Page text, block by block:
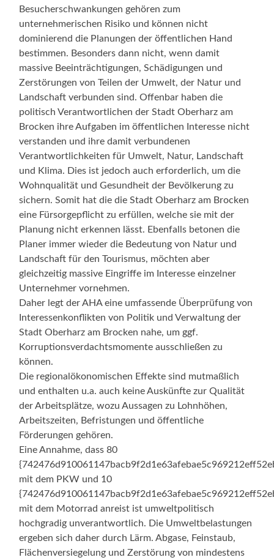
Besucherschwankungen gehören zum
unternehmerischen Risiko und können nicht
dominierend die Planungen der öffentlichen Hand
bestimmen. Besonders dann nicht, wenn damit
massive Beeinträchtigungen, Schädigungen und
Zerstörungen von Teilen der Umwelt, der Natur und
Landschaft verbunden sind. Offenbar haben die
politisch Verantwortlichen der Stadt Oberharz am
Brocken ihre Aufgaben im öffentlichen Interesse nicht
verstanden und ihre damit verbundenen
Verantwortlichkeiten für Umwelt, Natur, Landschaft
und Klima. Dies ist jedoch auch erforderlich, um die
Wohnqualität und Gesundheit der Bevölkerung zu
sichern. Somit hat die die Stadt Oberharz am Brocken
eine Fürsorgepflicht zu erfüllen, welche sie mit der
Planung nicht erkennen lässt. Ebenfalls betonen die
Planer immer wieder die Bedeutung von Natur und
Landschaft für den Tourismus, möchten aber
gleichzeitig massive Eingriffe im Interesse einzelner
Unternehmer vornehmen.
Daher legt der AHA eine umfassende Überprüfung von
Interessenkonflikten von Politik und Verwaltung der
Stadt Oberharz am Brocken nahe, um ggf.
Korruptionsverdachtsmomente ausschließen zu
können.
Die regionalökonomischen Effekte sind mutmaßlich
und enthalten u.a. auch keine Auskünfte zur Qualität
der Arbeitsplätze, wozu Aussagen zu Lohnhöhen,
Arbeitszeiten, Befristungen und öffentliche
Förderungen gehören.
Eine Annahme, dass 80
mit dem PKW und 10
mit dem Motorrad anreist ist umweltpolitisch
hochgradig unverantwortlich. Die Umweltbelastungen
ergeben sich daher durch Lärm. Abgase, Feinstaub,
Flächenversiegelung und Zerstörung von mindestens